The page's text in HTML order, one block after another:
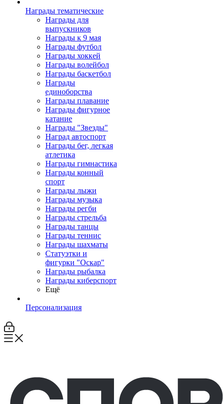
Награды тематические
Награды для
выпускников
Награды к 9 мая
Награды футбол
Награды хоккей
Награды волейбол
Награды баскетбол
Награды
единоборства
Награды плавание
Награды фигурное
катание
Награды "Звезды"
Наград автоспорт
Награды бег, легкая
атлетика
Награды гимнастика
Награды конный
спорт
Награды лыжи
Награды музыка
Награды регби
Награды стрельба
Награды танцы
Награды теннис
Награды шахматы
Статуэтки и
фигурки "Оскар"
Награды рыбалка
Награды киберспорт
Ещё
Персонализация